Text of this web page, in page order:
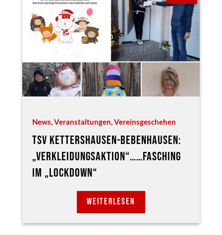
News,Veranstaltungen,Vereinsgeschehen
TSV KETTERSHAUSEN-BEBENHAUSEN:
„VERKLEIDUNGSAKTION“……FASCHING
IM „LOCKDOWN“
WEITERLESEN